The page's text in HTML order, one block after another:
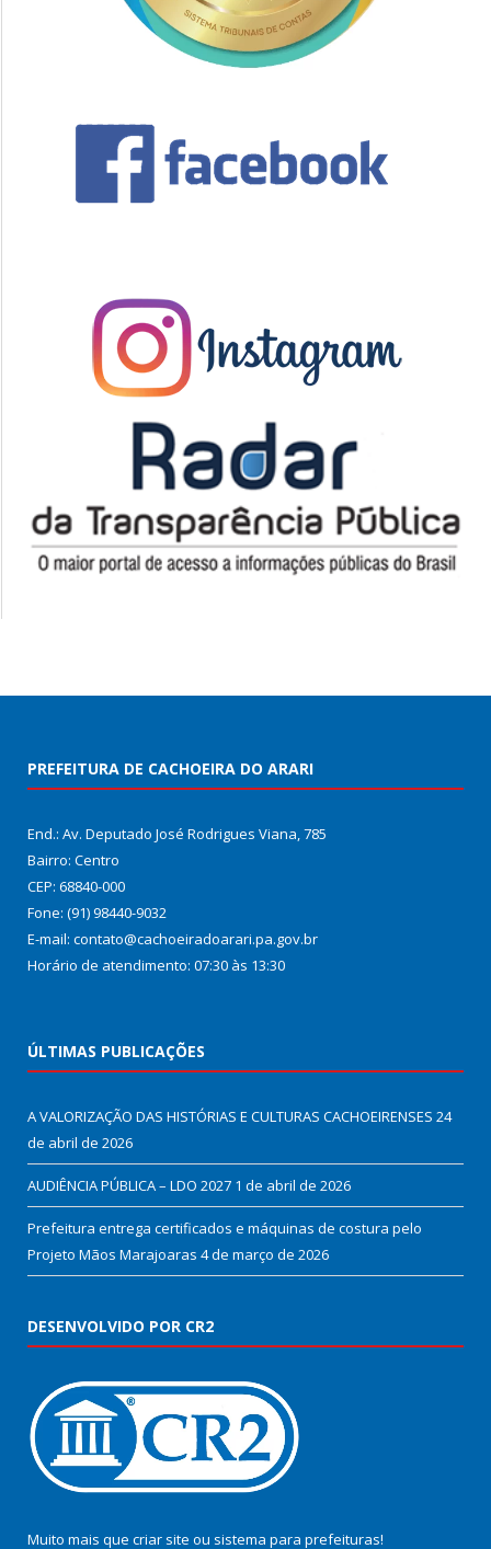
PREFEITURA DE CACHOEIRA DO ARARI
End.: Av. Deputado José Rodrigues Viana, 785
Bairro: Centro
CEP: 68840-000
Fone: (91) 98440-9032
E-mail: contato@cachoeiradoarari.pa.gov.br
Horário de atendimento: 07:30 às 13:30
ÚLTIMAS PUBLICAÇÕES
A VALORIZAÇÃO DAS HISTÓRIAS E CULTURAS CACHOEIRENSES 24
de abril de 2026
AUDIÊNCIA PÚBLICA – LDO 2027 1 de abril de 2026
Prefeitura entrega certificados e máquinas de costura pelo
Projeto Mãos Marajoaras 4 de março de 2026
DESENVOLVIDO POR CR2
Muito mais que criar site ou sistema para prefeituras!